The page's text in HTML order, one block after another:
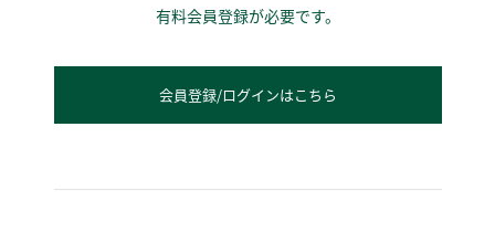
有料会員登録が必要です。
会員登録/ログインはこちら